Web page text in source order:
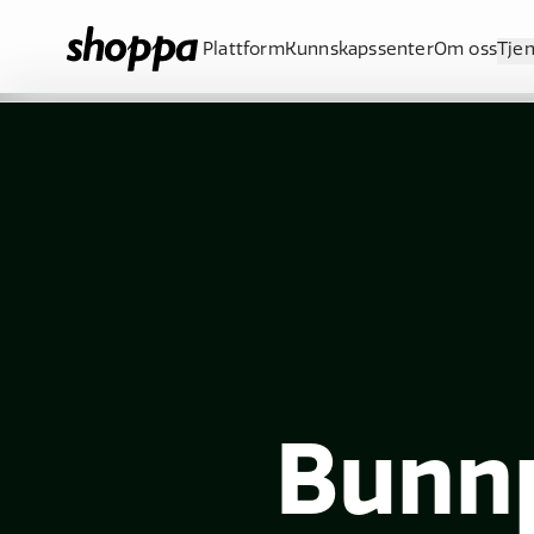
PlattformKunnskapssenterOm oss